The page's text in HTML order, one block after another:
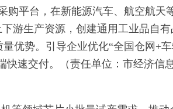
购平台，在新能源汽车、航空航天
游生产资源，创建通用工业品自有
优势。引导企业优化“全国仓网+
速交付。（责任单位：市经济信息